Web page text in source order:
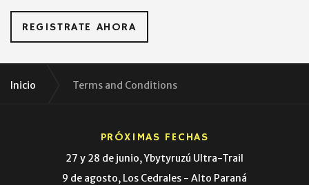
REGISTRATE AHORA
Inicio Terms and Conditions
PRÓXIMAS FECHAS
27 y 28 de junio, Ybytyruzú Ultra-Trail
9 de agosto, Los Cedrales - Alto Paraná